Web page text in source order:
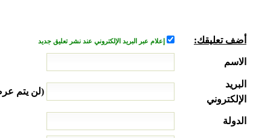
أضف تعليقك: إعلام عبر البريد الإلكتروني عند نشر تعليق جديد
الاسم
البريد
الإلكتروني
(لن يتم
الدولة